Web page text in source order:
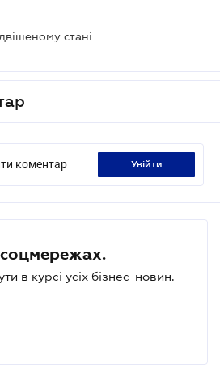
стані
коментар увійти
в курсі усіх бізнес-новин.